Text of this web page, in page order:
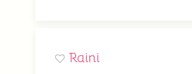
Raini